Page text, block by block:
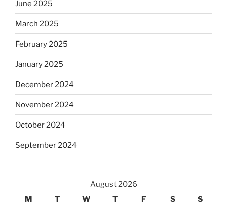
June 2025
March 2025
February 2025
January 2025
December 2024
November 2024
October 2024
September 2024
August 2026
M
T W T F S S